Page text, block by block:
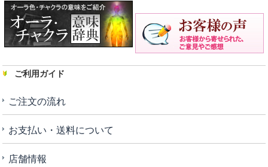
ご利用ガイド
ご注文の流れ
お支払い・送料について
店舗情報